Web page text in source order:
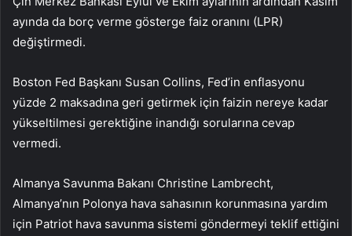
ayında da borç verme gösterge faiz oranını (LPR)
değiştirmedi.
Boston Fed Başkanı Susan Collins, Fed’in enflasyonu
yüzde 2 maksadına geri getirmek için faizin nereye kadar
yükseltilmesi gerektiğine inandığı sorularına cevap
vermedi.
Almanya Savunma Bakanı Christine Lambrecht,
Almanya’nın Polonya hava sahasının korunmasına yardım
için Patriot hava savunma sistemi göndermeyi teklif ettiğini